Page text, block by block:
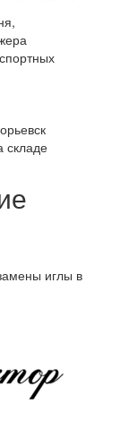
складе
иглы в